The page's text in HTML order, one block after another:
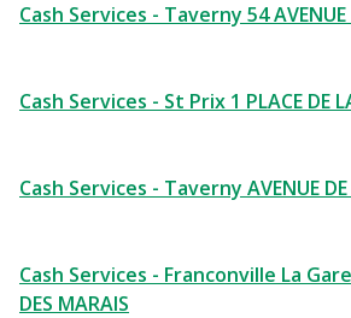
Cash Services - Taverny 54 AVENUE
Cash Services - St Prix 1 PLACE DE
Cash Services - Taverny AVENUE DE
Cash Services - Franconville La
DES MARAIS